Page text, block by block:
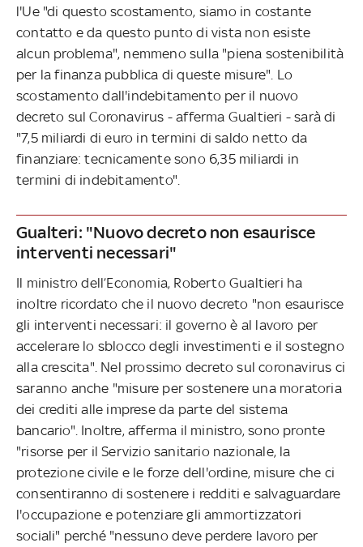
l'Ue "di questo scostamento, siamo in costante
contatto e da questo punto di vista non esiste
alcun problema", nemmeno sulla "piena sostenibilità
per la finanza pubblica di queste misure". Lo
scostamento dall'indebitamento per il nuovo
decreto sul Coronavirus - afferma Gualtieri - sarà di
"7,5 miliardi di euro in termini di saldo netto da
finanziare: tecnicamente sono 6,35 miliardi in
termini di indebitamento".
Gualteri: "Nuovo decreto non esaurisce
interventi necessari"
Il ministro dell’Economia, Roberto Gualtieri ha
inoltre ricordato che il nuovo decreto "non esaurisce
gli interventi necessari: il governo è al lavoro per
accelerare lo sblocco degli investimenti e il sostegno
alla crescita". Nel prossimo decreto sul coronavirus ci
saranno anche "misure per sostenere una moratoria
dei crediti alle imprese da parte del sistema
bancario". Inoltre, afferma il ministro, sono pronte
"risorse per il Servizio sanitario nazionale, la
protezione civile e le forze dell'ordine, misure che ci
consentiranno di sostenere i redditi e salvaguardare
l'occupazione e potenziare gli ammortizzatori
sociali" perché "nessuno deve perdere lavoro per